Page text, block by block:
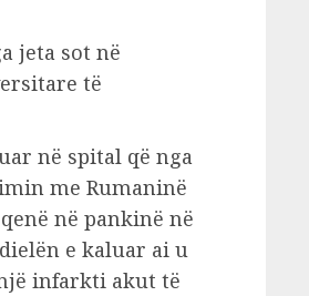
jeta sot në
të
në spital që nga
me Rumaninë
në pankinë në
e kaluar ai u
infarkti akut të